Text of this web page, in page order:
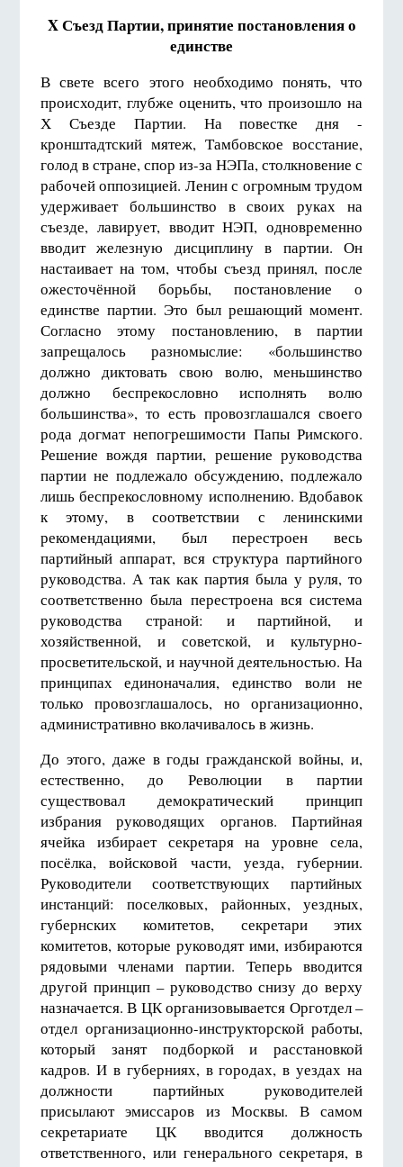
X Съезд Партии, принятие постановления о
единстве
В свете всего этого необходимо понять, что
происходит, глубже оценить, что произошло на
Х Съезде Партии. На повестке дня -
кронштадтский мятеж, Тамбовское восстание,
голод в стране, спор из-за НЭПа, столкновение с
рабочей оппозицией. Ленин с огромным трудом
удерживает большинство в своих руках на
съезде, лавирует, вводит НЭП, одновременно
вводит железную дисциплину в партии. Он
настаивает на том, чтобы съезд принял, после
ожесточённой борьбы, постановление о
единстве партии. Это был решающий момент.
Согласно этому постановлению, в партии
запрещалось разномыслие: «большинство
должно диктовать свою волю, меньшинство
должно беспрекословно исполнять волю
большинства», то есть провозглашался своего
рода догмат непогрешимости Папы Римского.
Решение вождя партии, решение руководства
партии не подлежало обсуждению, подлежало
лишь беспрекословному исполнению. Вдобавок
к этому, в соответствии с ленинскими
рекомендациями, был перестроен весь
партийный аппарат, вся структура партийного
руководства. А так как партия была у руля, то
соответственно была перестроена вся система
руководства страной: и партийной, и
хозяйственной, и советской, и культурно-
просветительской, и научной деятельностью. На
принципах единоначалия, единство воли не
только провозглашалось, но организационно,
административно вколачивалось в жизнь.
До этого, даже в годы гражданской войны, и,
естественно, до Революции в партии
существовал демократический принцип
избрания руководящих органов. Партийная
ячейка избирает секретаря на уровне села,
посёлка, войсковой части, уезда, губернии.
Руководители соответствующих партийных
инстанций: поселковых, районных, уездных,
губернских комитетов, секретари этих
комитетов, которые руководят ими, избираются
рядовыми членами партии. Теперь вводится
другой принцип – руководство снизу до верху
назначается. В ЦК организовывается Орготдел –
отдел организационно-инструкторской работы,
который занят подборкой и расстановкой
кадров. И в губерниях, в городах, в уездах на
должности партийных руководителей
присылают эмиссаров из Москвы. В самом
секретариате ЦК вводится должность
ответственного, или генерального секретаря, в